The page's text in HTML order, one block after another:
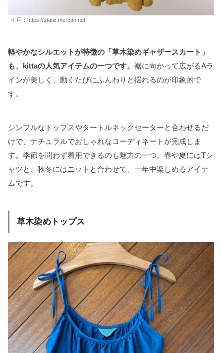
引用：https://static.mercdn.net
軽やかなシルエットが特徴の「草木染めギャザースカート」
も、kittaの人気アイテムの一つです。 裾に向かって広がるAラ
インが美しく、動くたびにふんわりと揺れるのが印象的で
す。
シンプルなトップスやタートルネックセーターと合わせるだ
けで、ナチュラルでおしゃれなコーディネートが完成しま
す。季節を問わず着用できるのも魅力の一つ。春や夏にはTシ
ャツと、秋冬にはニットと合わせて、一年中楽しめるアイテ
ムです。
草木染めトップス